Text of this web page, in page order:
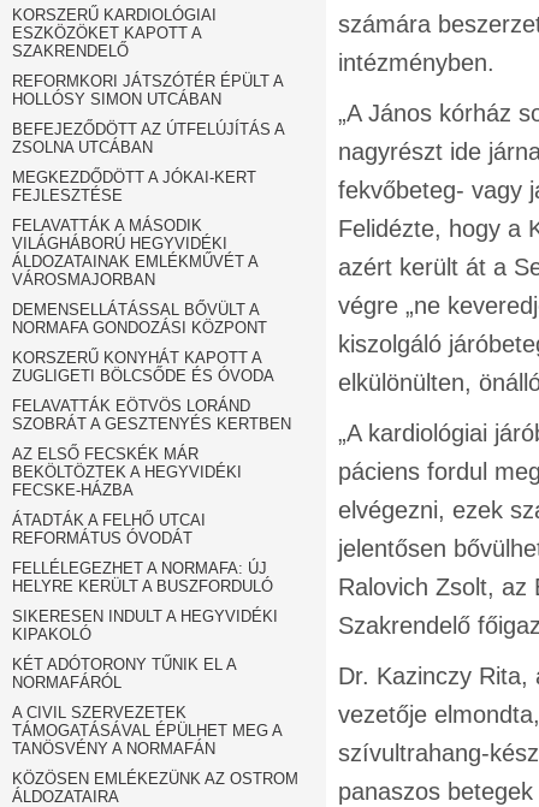
KORSZERŰ KARDIOLÓGIAI
ESZKÖZÖKET KAPOTT A
SZAKRENDELŐ
REFORMKORI JÁTSZÓTÉR ÉPÜLT A
HOLLÓSY SIMON UTCÁBAN
BEFEJEZŐDÖTT AZ ÚTFELÚJÍTÁS A
ZSOLNA UTCÁBAN
MEGKEZDŐDÖTT A JÓKAI-KERT
FEJLESZTÉSE
FELAVATTÁK A MÁSODIK
VILÁGHÁBORÚ HEGYVIDÉKI
ÁLDOZATAINAK EMLÉKMŰVÉT A
VÁROSMAJORBAN
DEMENSELLÁTÁSSAL BŐVÜLT A
NORMAFA GONDOZÁSI KÖZPONT
KORSZERŰ KONYHÁT KAPOTT A
ZUGLIGETI BÖLCSŐDE ÉS ÓVODA
FELAVATTÁK EÖTVÖS LORÁND
SZOBRÁT A GESZTENYÉS KERTBEN
AZ ELSŐ FECSKÉK MÁR
BEKÖLTÖZTEK A HEGYVIDÉKI
FECSKE-HÁZBA
ÁTADTÁK A FELHŐ UTCAI
REFORMÁTUS ÓVODÁT
FELLÉLEGEZHET A NORMAFA: ÚJ
HELYRE KERÜLT A BUSZFORDULÓ
SIKERESEN INDULT A HEGYVIDÉKI
KIPAKOLÓ
KÉT ADÓTORONY TŰNIK EL A
NORMAFÁRÓL
A CIVIL SZERVEZETEK
TÁMOGATÁSÁVAL ÉPÜLHET MEG A
TANÖSVÉNY A NORMAFÁN
KÖZÖSEN EMLÉKEZÜNK AZ OSTROM
ÁLDOZATAIRA
számára
intézményben.
„A János kórház
nagyrészt ide
fekvőbeteg- vagy
Felidézte, hogy a
azért került át a
végre „ne
kiszolgáló
elkülönülten,
„A kardiológiai
páciens fordul
elvégezni, ezek
jelentősen
Ralovich Zsolt, az
Szakrendelő
Dr. Kazinczy
vezetője
szívultrahang-
panaszos